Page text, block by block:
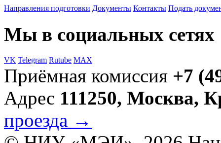
Направления подготовки Документы Контакты Подать
Мы в социальных сетях
VK Telegram Rutube MAX
Приёмная комиссия +7
Адрес 111250, Москва,
проезда →